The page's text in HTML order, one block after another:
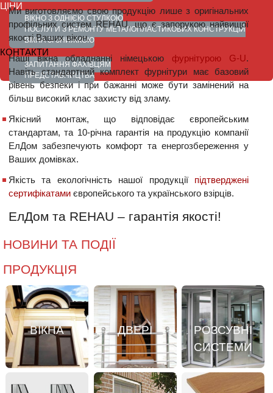
ЦІНИ
ВІКНО З ОДНІЄЮ СТУЛКОЮ
ПОСЛУГИ З РЕМОНТУ МЕТАЛОПЛАСТИКОВИХ КОНСТРУКЦІЙ
ВІКНА ЗІ ЗНИЖКОЮ
КОНТАКТИ
ЗАПИТАННЯ ФАХІВЦЯМ
ПРЕДСТАВНИЦТВА
Ми виготовляємо свою продукцію лише з оригінальних
профільних систем REHAU, що є запорукою найвищої
якості Ваших вікон.
Наші вікна обладнанні німецькою фурнітурою G-U.
Навіть стандартний комплект фурнітури має базовий
рівень безпеки і при бажанні може бути замінений на
більш високий клас захисту від зламу.
Якісний монтаж, що відповідає європейським
стандартам, та 10-річна гарантія на продукцію компанії
ЕлДом забезпечують комфорт та енергозбереження у
Ваших домівках.
Якість та екологічність нашої продукції підтверджені
сертифікатамиєвропейського та українського взірців.
ЕлДом та REHAU – гарантія якості!
НОВИНИ ТА ПОДІЇ
ПРОДУКЦІЯ
ВІКНА ДВЕРІ
РОЗСУВНІ
СИСТЕМИ